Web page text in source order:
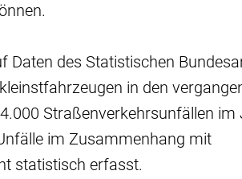
Daten des Statistischen
in den
Straßenverkehrsunfällen im
im Zusammenhang mit
statistisch erfasst.